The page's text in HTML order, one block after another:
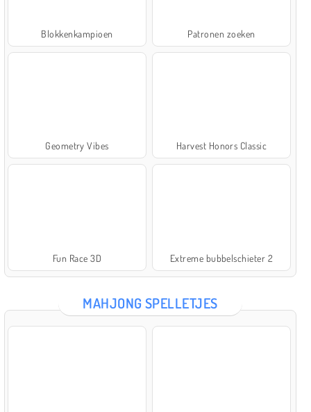
Blokkenkampioen Patronen zoeken
Geometry Vibes Harvest Honors Classic
Fun Race 3D Extreme bubbelschieter 2
MAHJONG SPELLETJES